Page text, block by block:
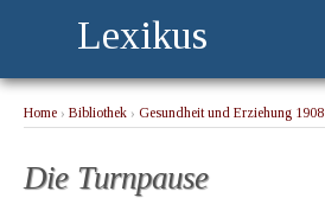
Lexikus
Home › Bibliothek › Gesundheit und Erziehung 1908
Die Turnpause